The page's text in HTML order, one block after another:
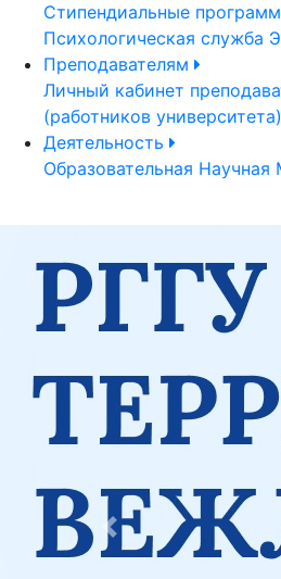
Стипендиальные
Психологическая служба
Преподавателям
Личный кабинет
(работников университета)
Деятельность
Образовательная Научная
Previous